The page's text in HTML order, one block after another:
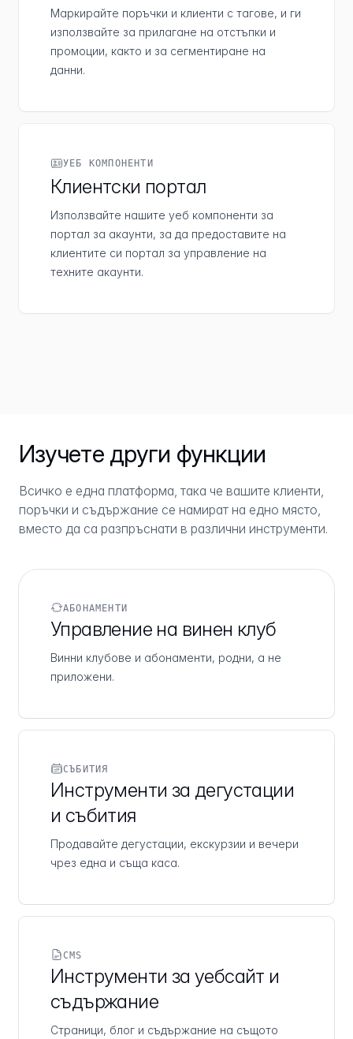
Маркирайте поръчки и клиенти с тагове, и ги
използвайте за прилагане на отстъпки и
промоции, както и за сегментиране на
данни.
УЕБ КОМПОНЕНТИ
Клиентски портал
Използвайте нашите уеб компоненти за
портал за акаунти, за да предоставите на
клиентите си портал за управление на
техните акаунти.
Изучете други функции
Всичко е една платформа, така че вашите клиенти,
поръчки и съдържание се намират на едно място,
вместо да са разпръснати в различни инструменти.
АБОНАМЕНТИ
Управление на винен клуб
Винни клубове и абонаменти, родни, а не
приложени.
СЪБИТИЯ
Инструменти за дегустации
и събития
Продавайте дегустации, екскурзии и вечери
чрез една и съща каса.
CMS
Инструменти за уебсайт и
съдържание
Страници, блог и съдържание на същото